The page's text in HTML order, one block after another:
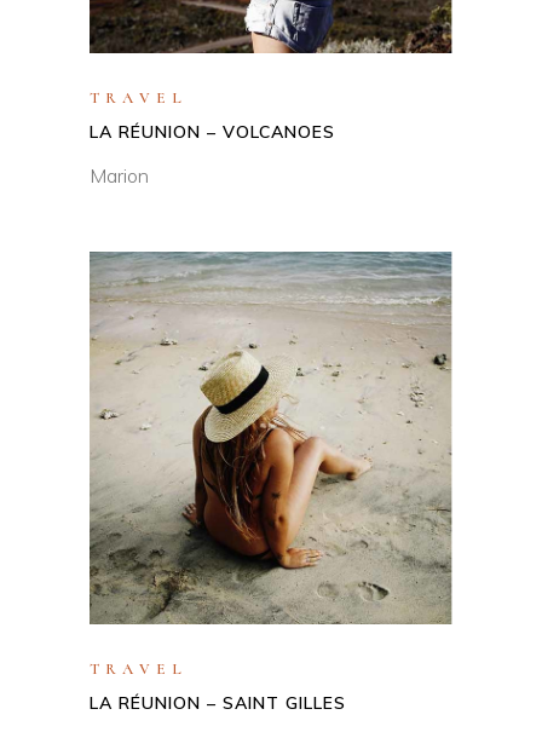
TRAVEL
LA RÉUNION – VOLCANOES
Marion
TRAVEL
LA RÉUNION – SAINT GILLES